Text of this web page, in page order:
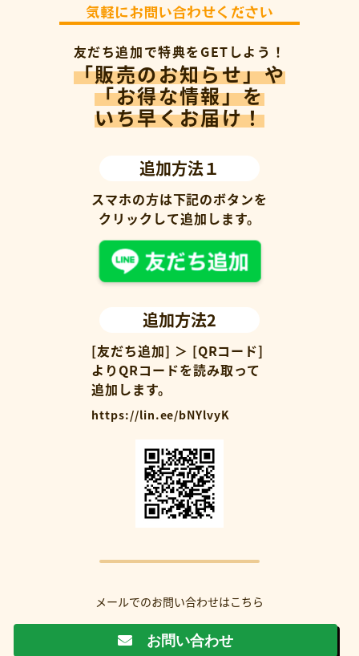
気軽にお問い合わせください
友だち追加で特典をGETしよう！
「販売のお知らせ」や
「お得な情報」を
いち早くお届け！
追加方法１
スマホの方は下記のボタンを
クリックして追加します。
追加方法2
[友だち追加] ＞ [QRコード]
よりQRコードを読み取って
追加します。
https://lin.ee/bNYlvyK
メールでのお問い合わせはこちら
お問い合わせ